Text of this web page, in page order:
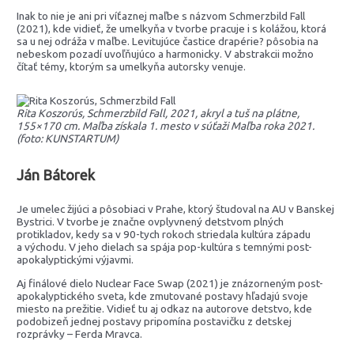
Inak to nie je ani pri víťaznej maľbe s názvom Schmerzbild Fall
(2021), kde vidieť, že umelkyňa v tvorbe pracuje i s kolážou, ktorá
sa u nej odráža v maľbe. Levitujúce častice drapérie? pôsobia na
nebeskom pozadí uvoľňujúco a harmonicky. V abstrakcii možno
čítať témy, ktorým sa umelkyňa autorsky venuje.
Rita Koszorús, Schmerzbild Fall, 2021, akryl a tuš na plátne,
155×170 cm. Maľba získala 1. mesto v súťaži Maľba roka 2021.
(foto: KUNSTARTUM)
Ján Bátorek
Je umelec žijúci a pôsobiaci v Prahe, ktorý študoval na AU v Banskej
Bystrici. V tvorbe je značne ovplyvnený detstvom plných
protikladov, kedy sa v 90-tych rokoch striedala kultúra západu
a východu. V jeho dielach sa spája pop-kultúra s temnými post-
apokalyptickými výjavmi.
Aj finálové dielo Nuclear Face Swap (2021) je znázorneným post-
apokalyptického sveta, kde zmutované postavy hľadajú svoje
miesto na prežitie. Vidieť tu aj odkaz na autorove detstvo, kde
podobizeň jednej postavy pripomína postavičku z detskej
rozprávky – Ferda Mravca.